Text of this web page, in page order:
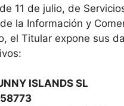
11 de julio, de
la Información y
el Titular expone sus
ISLANDS SL